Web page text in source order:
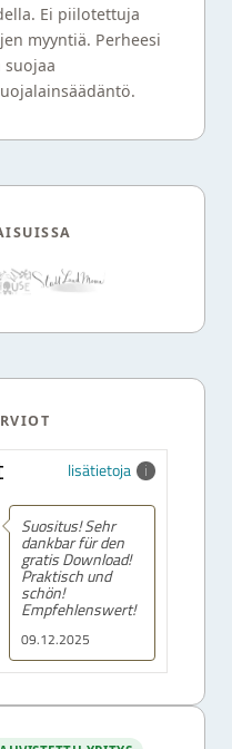
Ei piilotettuja
myyntiä. Perheesi
suojaa
lisätietoja
09.12.2025
Suositus! Sehr
dankbar für den
gratis Download!
Praktisch und
schön!
Empfehlenswert!